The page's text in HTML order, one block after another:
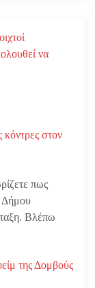
να
κόντρες στον
πως
Δήμου
Βλέπω
της Δομβούς